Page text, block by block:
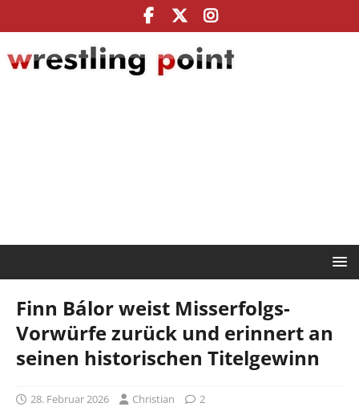
Finn Bálor weist Misserfolgs-
Vorwürfe zurück und erinnert an
seinen historischen Titelgewinn
28. Februar 2026 Christian 2